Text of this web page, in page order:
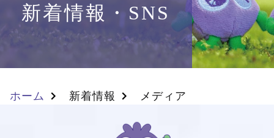
新着情報・SNS
ホーム 新着情報 メディア